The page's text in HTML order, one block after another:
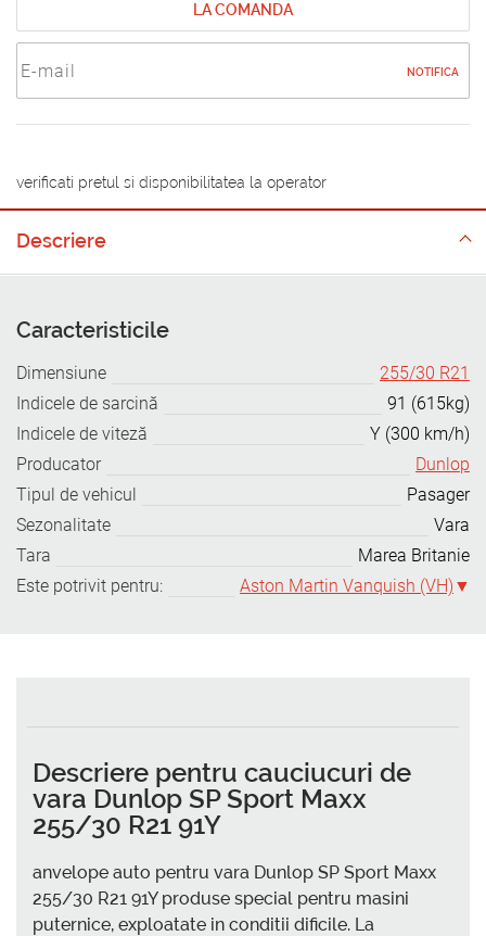
LA COMANDA
NOTIFICA
verificati pretul si disponibilitatea la operator
Descriere
Caracteristicile
Dimensiune
255/30 R21
Indicele de sarcină
91 (615kg)
Indicele de viteză
Y (300 km/h)
Producator
Dunlop
Tipul de vehicul
Pasager
Sezonalitate
Vara
Tara
Marea Britanie
Este potrivit pentru:
Aston Martin Vanquish (VH)
Descriere pentru cauciucuri de
vara Dunlop SP Sport Maxx
255/30 R21 91Y
anvelope auto pentru vara Dunlop SP Sport Maxx
255/30 R21 91Y produse special pentru masini
puternice, exploatate in conditii dificile. La